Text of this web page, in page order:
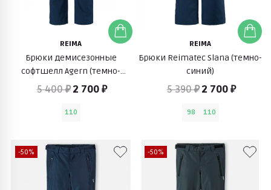
REIMA
Брюки демисезонные
софтшелл Agern (темно-
синий)
5 400 ₽ 2 700 ₽
110
REIMA
Брюки Reimatec Slana (темно-
синий)
5 390 ₽ 2 700 ₽
98 110
-50% -50%